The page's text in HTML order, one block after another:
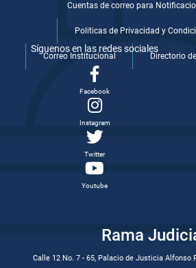
Cuentas de correo para
Politicas de Privacidad y
Correo Institucional Directorio
Síguenos en las redes sociales
Facebook
Instagram
Twitter
Youtube
Rama
Calle 12 No. 7 - 65, Palacio de Justicia Alfonso